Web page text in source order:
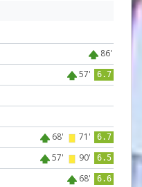
86'
57' 6.7
68' 71' 6.7
57' 90' 6.5
68' 6.6